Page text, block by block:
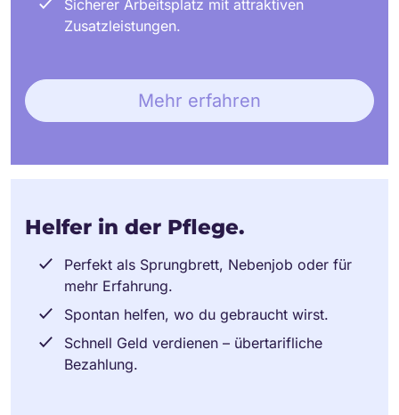
Sicherer Arbeitsplatz mit attraktiven
Zusatzleistungen.
Mehr erfahren
Helfer in der Pflege.
Perfekt als Sprungbrett, Nebenjob oder für
mehr Erfahrung.
Spontan helfen, wo du gebraucht wirst.
Schnell Geld verdienen – übertarifliche
Bezahlung.